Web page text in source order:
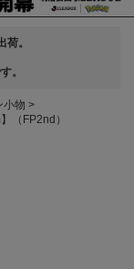
。
。
小物
（FP2nd）